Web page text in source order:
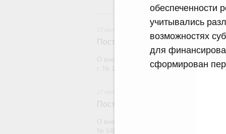
обеспеченности
учитывались
возможностях
для
сформирован
Постановление Правительства
О внесении изменений в постановление
Постановление Правительства
О внесении изменений в постановление